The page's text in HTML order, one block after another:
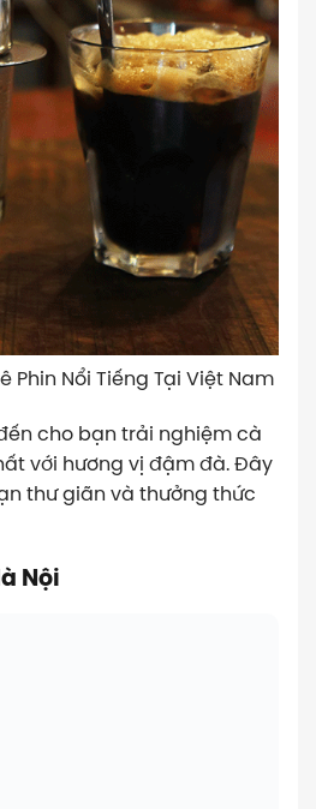
Phin Nổi Tiếng Tại Việt Nam
cho bạn trải nghiệm cà
với hương vị đậm đà. Đây
thư giãn và thưởng thức
Nội